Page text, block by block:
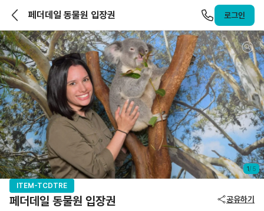
앨라호주 | ELLAHOJU
페더데일 동물원 입장권 로그인
1/ 5
ITEM-TCDTRE
페더데일 동물원 입장권 공유하기